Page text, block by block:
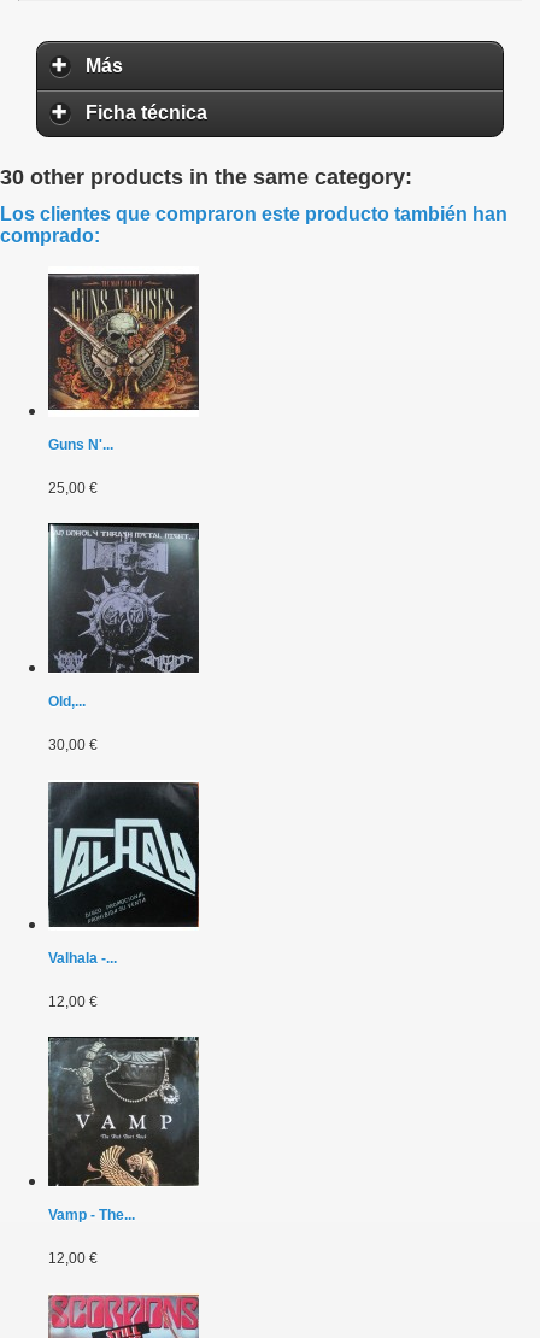
Más
Ficha técnica
30 other products in the same category:
Los clientes que compraron este producto también han
comprado:
Guns N'...
25,00 €
Old,...
30,00 €
Valhala -...
12,00 €
Vamp - The...
12,00 €